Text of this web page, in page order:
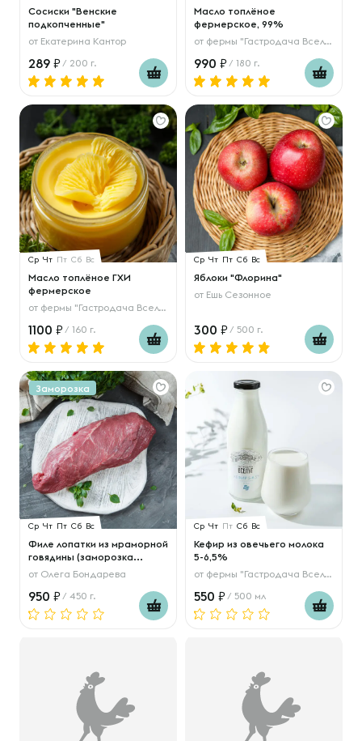
Сосиски "Венские
подкопченные"
от Екатерина Кантор
289 / 200 г.
Масло топлёное
фермерское, 99%
от фермы "Гастродача Вселуг"
990 / 180 г.
Ср Чт Пт Сб Вс
Масло топлёное ГХИ
фермерское
от фермы "Гастродача Вселуг"
1100 / 160 г.
Ср Чт Пт Сб Вс
Яблоки "Флорина"
от Ешь Сезонное
300 / 500 г.
Заморозка
Ср Чт Пт Сб Вс
Филе лопатки из мраморной
говядины (заморозка...
от Олега Бондарева
950 / 450 г.
Ср Чт Пт Сб Вс
Кефир из овечьего молока
5-6,5%
от фермы "Гастродача Вселуг"
550 / 500 мл